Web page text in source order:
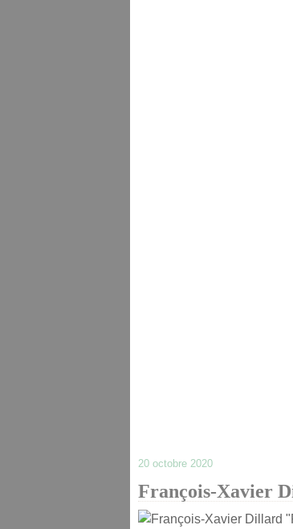
20 octobre 2020
François-Xavier